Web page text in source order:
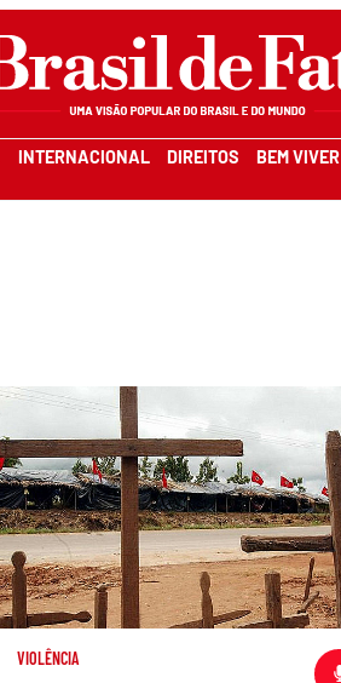
INTERNACIONAL DIREITOS BEM VIVER
VIOLÊNCIA